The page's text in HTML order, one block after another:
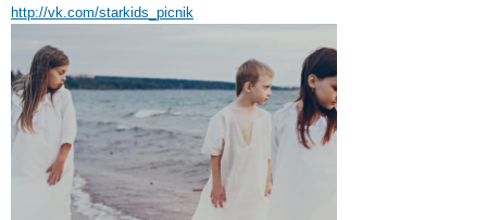
http://vk.com/starkids_picnik